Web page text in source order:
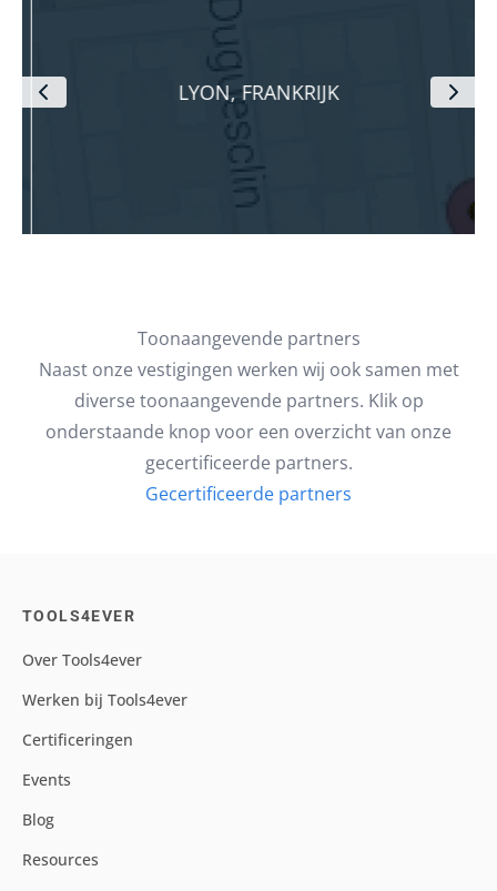
LYON, FRANKRIJK
Toonaangevende partners
Naast onze vestigingen werken wij ook samen met
diverse toonaangevende partners. Klik op
onderstaande knop voor een overzicht van onze
gecertificeerde partners.
Gecertificeerde partners
TOOLS4EVER
Over Tools4ever
Werken bij Tools4ever
Certificeringen
Events
Blog
Resources